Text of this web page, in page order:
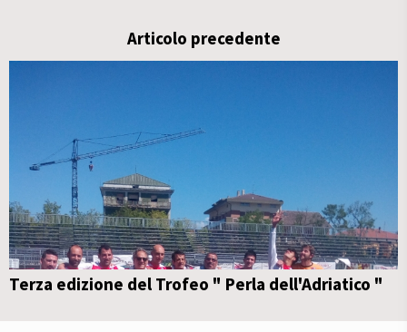
Articolo precedente
Terza edizione del Trofeo " Perla dell'Adriatico "